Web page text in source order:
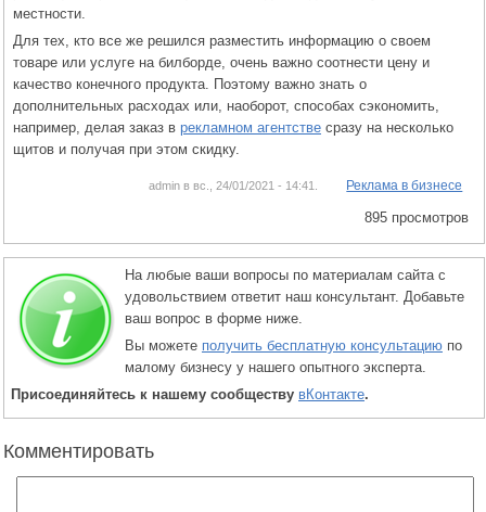
местности.
Для тех, кто все же решился разместить информацию о своем
товаре или услуге на билборде, очень важно соотнести цену и
качество конечного продукта. Поэтому важно знать о
дополнительных расходах или, наоборот, способах сэкономить,
например, делая заказ в рекламном агентстве сразу на несколько
щитов и получая при этом скидку.
admin в вс., 24/01/2021 - 14:41. Реклама в бизнесе
895 просмотров
На любые ваши вопросы по материалам сайта с
удовольствием ответит наш консультант. Добавьте
ваш вопрос в форме ниже.
Вы можете получить бесплатную консультацию по
малому бизнесу у нашего опытного эксперта.
Присоединяйтесь к нашему сообществу вКонтакте.
Комментировать